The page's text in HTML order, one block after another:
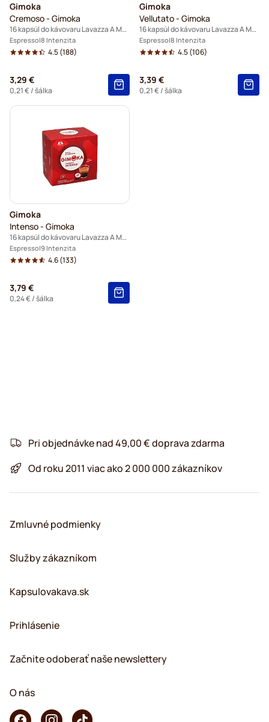
Gimoka
Cremoso - Gimoka
16 kapsúl do kávovaru Lavazza A Modo Mio
Espresso 8 Intenzita
4.5(188)
3,29 €
0,21 €/ šálka
Gimoka
Vellutato - Gimoka
16 kapsúl do kávovaru Lavazza A Modo Mio
Espresso 8 Intenzita
4.5(106)
3,39 €
0,21 €/ šálka
Gimoka
Intenso - Gimoka
16 kapsúl do kávovaru Lavazza A Modo Mio
Espresso 9 Intenzita
4.6(133)
3,79 €
0,24 €/ šálka
Pri objednávke nad 49,00 € doprava zdarma
Od roku 2011 viac ako 2 000 000 zákazníkov
Zmluvné podmienky
Služby zákazníkom
Kapsulovakava.sk
Prihlásenie
Začnite odoberať naše newslettery
O nás